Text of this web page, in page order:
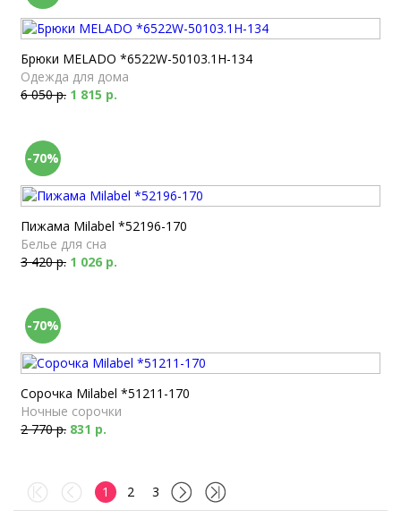
Брюки MELADO *6522W-50103.1H-134
Одежда для дома
6 050 р. 1 815 р.
-70%
Пижама Milabel *52196-170
Белье для сна
3 420 р. 1 026 р.
-70%
Сорочка Milabel *51211-170
Ночные сорочки
2 770 р. 831 р.
1 2 3